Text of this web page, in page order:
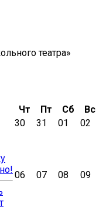
театра»
Чт Пт Сб
Вс
30 31 01 02
06 07 08 09